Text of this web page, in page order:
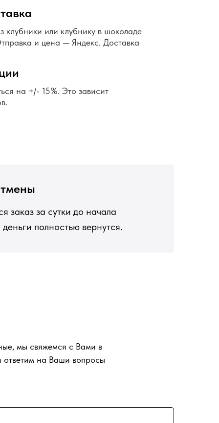
клубники или клубнику в шоколаде
и цена — Яндекс. Доставка
на +/- 15%. Это зависит
заказ за сутки до начала
полностью вернутся.
мы свяжемся с Вами в
на Ваши вопросы